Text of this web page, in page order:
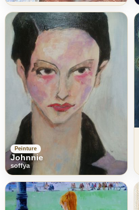
Peinture
Johnnie
soffya